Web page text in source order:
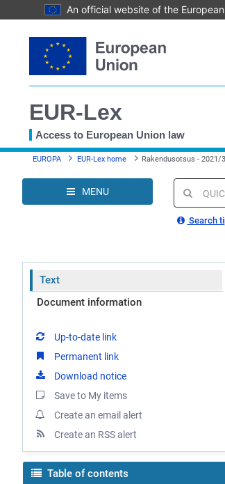
An official website of the
to
content
EUR-Lex
Access to European Union law
You
here
EUROPA EUR-Lex home Rakendusotsus - 2021/
MENU
Quick
search
Search
Text
Document information
Up-to-date link
Permanent link
Download notice
Save to My items
Create an email alert
Create an RSS alert
Table of contents